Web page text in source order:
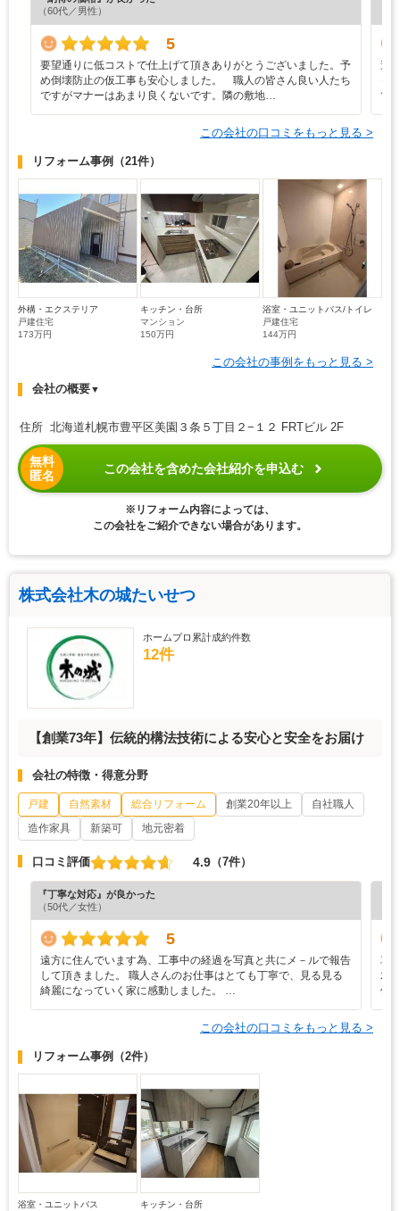
（60代／男性）
5
要望通りに低コストで仕上げて頂きありがとうございました。予
め倒壊防止の仮工事も安心しました。 職人の皆さん良い人たち
ですがマナーはあまり良くないです。隣の敷地…
遠
て
この会社の口コミをもっと見る >
リフォーム事例 （21件）
外構・エクステリア
戸建住宅
173万円
キッチン・台所
マンション
150万円
浴室・ユニットバス/トイレ
戸建住宅
144万円
この会社の事例をもっと見る >
会社の概要▼
住所 北海道札幌市豊平区美園３条５丁目２−１２ FRTビル 2F
無料
匿名
この会社を含めた会社紹介を申込む
※リフォーム内容によっては、
この会社をご紹介できない場合があります。
株式会社木の城たいせつ
ホームプロ累計成約件数
12件
【創業73年】伝統的構法技術による安心と安全をお届け
会社の特徴・得意分野
戸建 自然素材 総合リフォーム 創業20年以上
自社職人
造作家具
新築可 地元密着
口コミ評価 4.9 （7件）
『丁寧な対応』が良かった
（50代／女性）
5
遠方に住んでいます為、工事中の経過を写真と共にメ－ルで報告
して頂きました。 職人さんのお仕事はとても丁寧で、見る見る
綺麗になっていく家に感動しました。 …
車
木
保
この会社の口コミをもっと見る >
リフォーム事例 （2件）
浴室・ユニットバス
キッチン・台所